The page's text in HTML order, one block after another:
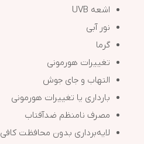
اشعه UVB
نور آبی
گرما
تغییرات هورمونی
التهاب و جای جوش
بارداری یا تغییرات هورمونی
مصرف نامنظم ضدآفتاب
لایه‌برداری بدون محافظت کافی